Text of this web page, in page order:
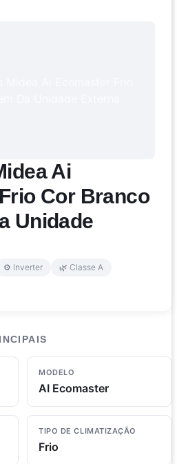
Ai
Cor Branco
Unidade
⚙️ Inverter
🌿 Classe A
MODELO
AI Ecomaster
TIPO DE CLIMATIZAÇÃO
Frio